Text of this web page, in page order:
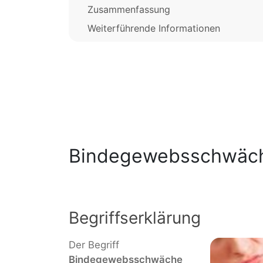
Zusammenfassung
Weiterführende Informationen
Begriffserklärung
Der Begriff
Bindegewebsschwäche